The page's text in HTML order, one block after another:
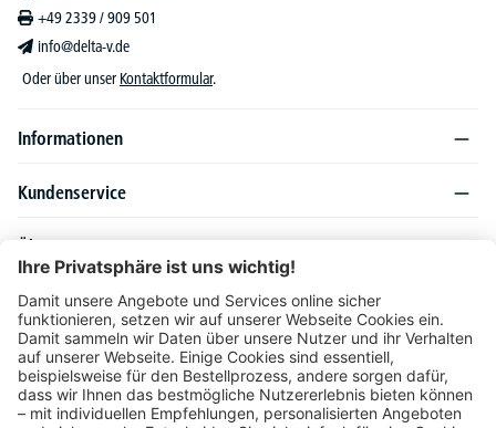
+49 2339 / 909 501
info@delta-v.de
Oder über unser Kontaktformular.
Informationen
Kundenservice
Über DELTA-V
Produktsortiment
Ratgeber
Folgen Sie uns auch auf